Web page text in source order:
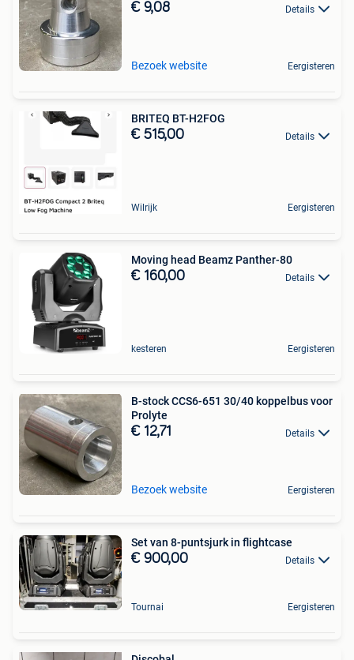
€ 9,08 Details
Bezoek website Eergisteren
BRITEQ BT-H2FOG
€ 515,00 Details
Wilrijk Eergisteren
Moving head Beamz Panther-80
€ 160,00 Details
kesteren Eergisteren
B-stock CCS6-651 30/40 koppelbus voor
Prolyte
€ 12,71 Details
Bezoek website Eergisteren
Set van 8-puntsjurk in flightcase
€ 900,00 Details
Tournai Eergisteren